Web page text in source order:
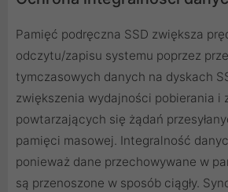
Pamięć podręczna SSD zwiększa
odczytu/zapisu systemu poprzez
tymczasowych danych na dyskach
zwiększenia wydajności pobierania i
powtarzających się żądań
pamięci masowej. Integralność
ponieważ dane przechowywane w
są przenoszone w sposób ciągły.